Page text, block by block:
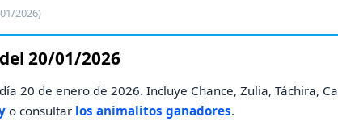
2026)
20/01/2026
20 de enero de 2026. Incluye Chance, Zulia, Táchira,
o consultar los animalitos ganadores.